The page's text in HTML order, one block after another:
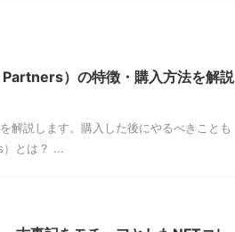
）の特徴・購入方法を解説
説します。購入した後にやるべきことも
とは？ ...